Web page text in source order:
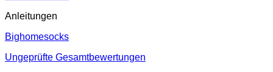
Anleitungen
Bighomesocks
Ungeprüfte Gesamtbewertungen